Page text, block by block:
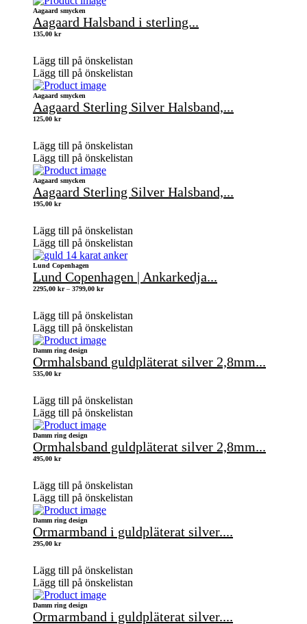
Aagaard smycken
Aagaard Halsband i sterling...
135,00 kr
Lägg till på önskelistan
Lägg till på önskelistan
Aagaard smycken
Aagaard Sterling Silver Halsband,...
125,00 kr
Lägg till på önskelistan
Lägg till på önskelistan
Aagaard smycken
Aagaard Sterling Silver Halsband,...
195,00 kr
Lägg till på önskelistan
Lägg till på önskelistan
Lund Copenhagen
Lund Copenhagen | Ankarkedja...
2295,00 kr – 3799,00 krPrisintervall:
3799,00 kr
Lägg till på önskelistan
Lägg till på önskelistan
Damm ring design
Ormhalsband guldpläterat silver 2,8mm...
535,00 kr
Lägg till på önskelistan
Lägg till på önskelistan
Damm ring design
Ormhalsband guldpläterat silver 2,8mm...
495,00 kr
Lägg till på önskelistan
Lägg till på önskelistan
Damm ring design
Ormarmband i guldpläterat silver....
295,00 kr
Lägg till på önskelistan
Lägg till på önskelistan
Damm ring design
Ormarmband i guldpläterat silver....